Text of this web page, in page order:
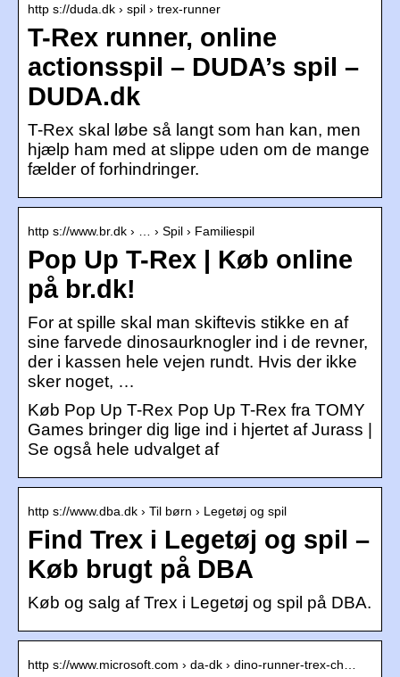
http s://duda.dk › spil › trex-runner
T-Rex runner, online
actionsspil – DUDA’s spil –
DUDA.dk
T-Rex skal løbe så langt som han kan, men
hjælp ham med at slippe uden om de mange
fælder of forhindringer.
http s://www.br.dk › … › Spil › Familiespil
Pop Up T-Rex | Køb online
på br.dk!
For at spille skal man skiftevis stikke en af
sine farvede dinosaurknogler ind i de revner,
der i kassen hele vejen rundt. Hvis der ikke
sker noget, …
Køb Pop Up T-Rex Pop Up T-Rex fra TOMY
Games bringer dig lige ind i hjertet af Jurass |
Se også hele udvalget af
http s://www.dba.dk › Til børn › Legetøj og spil
Find Trex i Legetøj og spil –
Køb brugt på DBA
Køb og salg af Trex i Legetøj og spil på DBA.
http s://www.microsoft.com › da-dk › dino-runner-trex-ch…